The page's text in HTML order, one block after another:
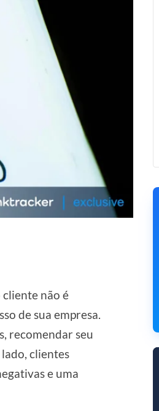
não é
de sua empresa.
recomendar seu
clientes
e uma